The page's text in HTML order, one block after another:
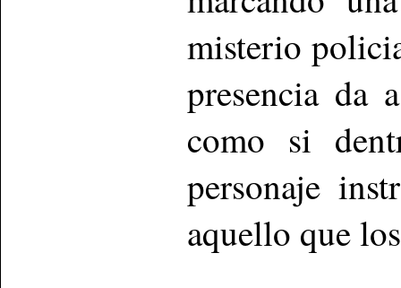
misterio
presencia da
como si
personaje
aquello que